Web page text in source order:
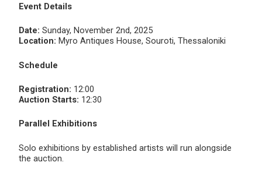
Event Details
Date: Sunday, November 2nd, 2025
Location: Myro Antiques House, Souroti, Thessaloniki
Schedule
Registration: 12:00
Auction Starts: 12:30
Parallel Exhibitions
Solo exhibitions by established artists will run alongside
the auction.